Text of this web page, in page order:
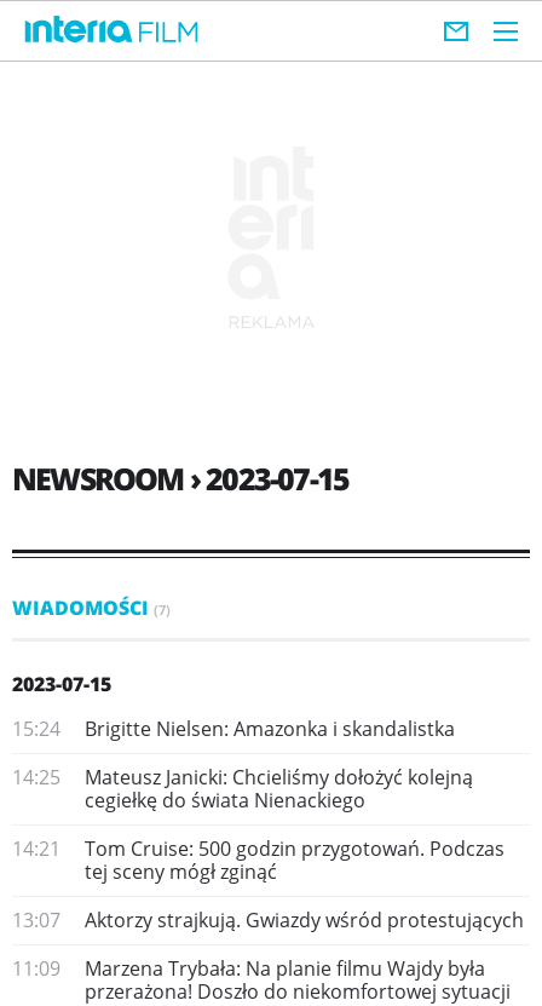
NEWSROOM › 2023-07-15
WIADOMOŚCI (7)
2023-07-15
15:24
Brigitte Nielsen: Amazonka i skandalistka
14:25
Mateusz Janicki: Chcieliśmy dołożyć kolejną
cegiełkę do świata Nienackiego
14:21
Tom Cruise: 500 godzin przygotowań. Podczas
tej sceny mógł zginąć
13:07
Aktorzy strajkują. Gwiazdy wśród protestujących
11:09
Marzena Trybała: Na planie filmu Wajdy była
przerażona! Doszło do niekomfortowej sytuacji